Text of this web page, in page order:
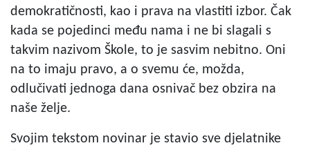
demokratičnosti, kao i prava na vlastiti izbor. Čak
kada se pojedinci među nama i ne bi slagali s
takvim nazivom Škole, to je sasvim nebitno. Oni
na to imaju pravo, a o svemu će, možda,
odlučivati jednoga dana osnivač bez obzira na
naše želje.
Svojim tekstom novinar je stavio sve djelatnike